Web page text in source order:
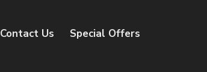
Contact Us Special Offers